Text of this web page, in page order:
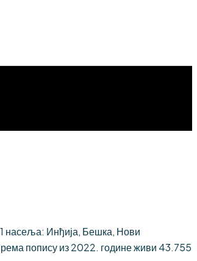
насеља: Инђија, Бешка, Нови
попису из 2022. године живи 43.755